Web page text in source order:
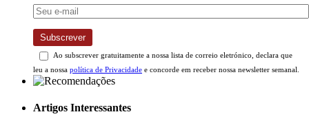
Subscrever
Ao subscrever gratuitamente a nossa lista de correio eletrónico, declara que
leu a nossa política de Privacidade e concorde em receber nossa newsletter semanal.
Artigos Interessantes